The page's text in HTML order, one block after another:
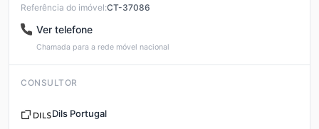
Referência do imóvel:CT-37086
Ver telefone
Chamada para a rede móvel nacional
CONSULTOR
Dils Portugal